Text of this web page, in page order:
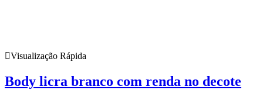
Visualização Rápida
Body licra branco com renda no decote